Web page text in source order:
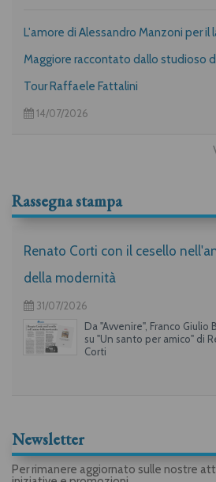
L'amore di Alessandro Manzoni per il
Maggiore raccontato dallo studioso
Tour Raffaele Fattalini
14/07/2026
Rassegna stampa
Renato Corti con il cesello
della modernità
31/07/2026
Da "Avvenire", Franco Giulio
su "Un santo per amico" di
Corti
Newsletter
Per rimanere aggiornato sulle nostre